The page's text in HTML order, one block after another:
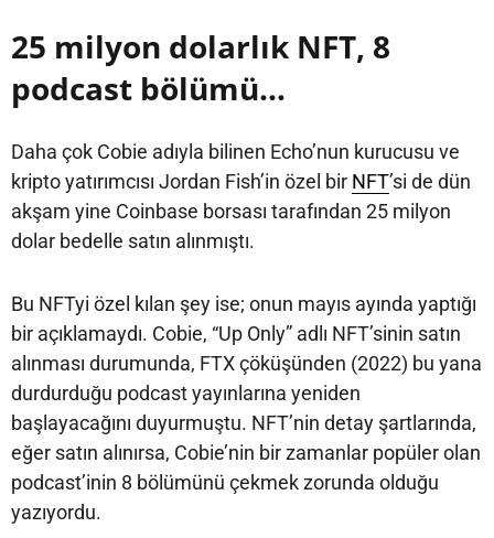
25 milyon dolarlık NFT, 8
podcast bölümü…
Daha çok Cobie adıyla bilinen Echo’nun kurucusu ve
kripto yatırımcısı Jordan Fish’in özel bir NFT’si de dün
akşam yine Coinbase borsası tarafından 25 milyon
dolar bedelle satın alınmıştı.
Bu NFTyi özel kılan şey ise; onun mayıs ayında yaptığı
bir açıklamaydı. Cobie, “Up Only” adlı NFT’sinin satın
alınması durumunda, FTX çöküşünden (2022) bu yana
durdurduğu podcast yayınlarına yeniden
başlayacağını duyurmuştu. NFT’nin detay şartlarında,
eğer satın alınırsa, Cobie’nin bir zamanlar popüler olan
podcast’inin 8 bölümünü çekmek zorunda olduğu
yazıyordu.